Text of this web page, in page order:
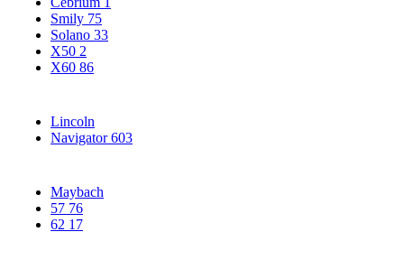
Smily 75
Solano 33
X50 2
X60 86
Lincoln
Navigator603
Maybach
57 76
62 17